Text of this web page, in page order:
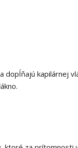
dopĺňajú kapilárnej